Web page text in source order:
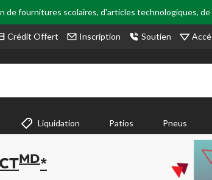
de fournitures scolaires, d'articles technologiques,
Crédit Offert Inscription Soutien
Liquidation Patios Pneus
MD*